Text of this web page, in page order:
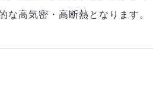
な高気密・高断熱となります。